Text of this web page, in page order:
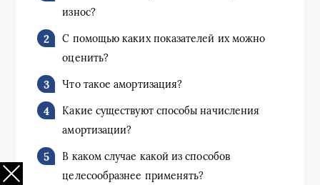
износ?
C помощью каких показателей их можно
оценить?
Что такое амортизация?
Какие существуют способы начисления
амортизации?
В каком случае какой из способов
целесообразнее применять?